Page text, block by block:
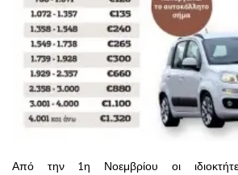
Από την 1η Νοεμβρίου οι